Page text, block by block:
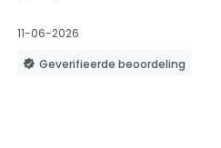
11-06-2026
Geverifieerde beoordeling